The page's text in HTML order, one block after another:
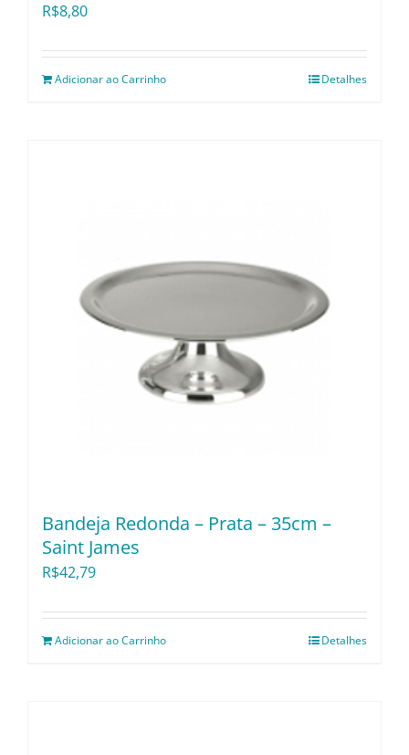
R$8,80
Adicionar ao Carrinho Detalhes
Bandeja Redonda – Prata – 35cm –
Saint James
R$42,79
Adicionar ao Carrinho Detalhes